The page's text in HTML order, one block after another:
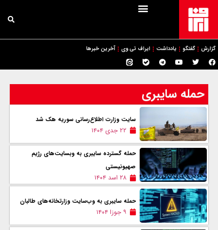
گزارش گفتگو یادداشت ایراف تی وی آخرین خبرها
حمله سایبری
سایت وزارت اطلاع‌رسانی سوريه هک شد
۲۲ جدی ۱۴۰۴
حمله گسترده سایبری به وبسایت‌های رژیم
صهیونیستی
۲۸ اسد ۱۴۰۴
حمله سایبری به وب‌سایت‌ وزارتخانه‌های طالبان
۹ جوزا ۱۴۰۴